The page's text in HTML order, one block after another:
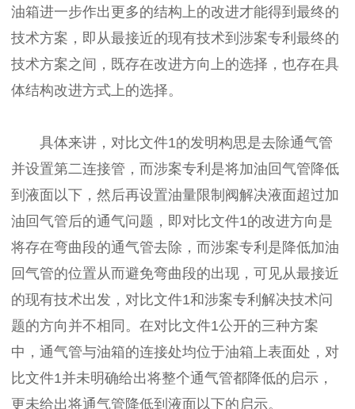
油箱进一步作出更多的结构上的改进才能得到最终的
技术方案，即从最接近的现有技术到涉案专利最终的
技术方案之间，既存在改进方向上的选择，也存在具
体结构改进方式上的选择。
具体来讲，对比文件1的发明构思是去除通气管
并设置第二连接管，而涉案专利是将加油回气管降低
到液面以下，然后再设置油量限制阀解决液面超过加
油回气管后的通气问题，即对比文件1的改进方向是
将存在弯曲段的通气管去除，而涉案专利是降低加油
回气管的位置从而避免弯曲段的出现，可见从最接近
的现有技术出发，对比文件1和涉案专利解决技术问
题的方向并不相同。在对比文件1公开的三种方案
中，通气管与油箱的连接处均位于油箱上表面处，对
比文件1并未明确给出将整个通气管都降低的启示，
更未给出将通气管降低到液面以下的启示。